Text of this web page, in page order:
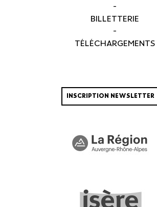
-
BILLETTERIE
-
TÉLÉCHARGEMENTS
INSCRIPTION NEWSLETTER